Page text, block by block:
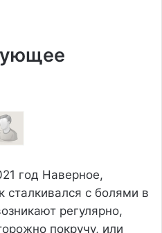
год Наверное,
сталкивался с болями в
регулярно,
покручу, или